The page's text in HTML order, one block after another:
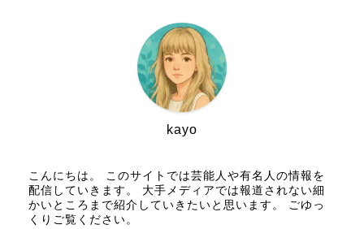
kayo
こんにちは。 このサイトでは芸能人や有名人の情報を
配信していきます。 大手メディアでは報道されない細
かいところまで紹介していきたいと思います。 ごゆっ
くりご覧ください。